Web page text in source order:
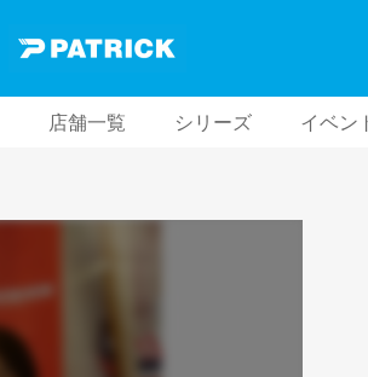
店舗一覧 シリーズ イベン